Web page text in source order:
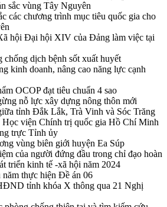
sắc vùng Tây Nguyên
các chương trình mục tiêu quốc gia cho
hội Đại hội XIV của Đảng làm việc tại
chống dịch bệnh sốt xuất huyết
kinh doanh, nâng cao năng lực cạnh
OCOP đạt tiêu chuẩn 4 sao
nỗ lực xây dựng nông thôn mới
tỉnh Đắk Lắk, Trà Vinh và Sóc Trăng
Học viện Chính trị quốc gia Hồ Chí Minh
trực Tỉnh ủy
vùng biên giới huyện Ea Súp
của người đứng đầu trong chỉ đạo hoàn
triển kinh tế -xã hội năm 2024
năm thực hiện Đề án 06
tỉnh khóa X thông qua 21 Nghị